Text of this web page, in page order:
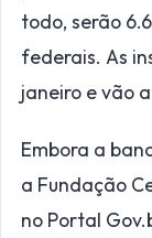
todo, serão
federais. As
janeiro e vão
Embora a
a Fundação
no Portal